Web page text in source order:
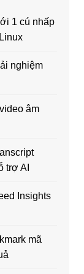
1 cú nhấp
nghiệm
âm
trợ AI
Insights
mã